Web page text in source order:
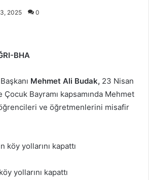
2025 0
BHA
Mehmet Ali Budak, 23 Nisan
Bayramı kapsamında Mehmet
ve öğretmenlerini misafir
yollarını kapattı